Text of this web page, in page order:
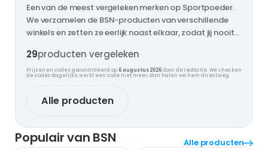
Een van de meest vergeleken merken op Sportpoeder.
We verzamelen de BSN-producten van verschillende
winkels en zetten ze eerlijk naast elkaar, zodat jij nooit
29producten vergeleken
Prijzen en codes gecontroleerd op 6 augustus 2026door de redactie. We checken
de codes dagelijks; werkt een code niet meer, dan halen we hem direct weg.
Alle producten
Populair van BSN Alle producten